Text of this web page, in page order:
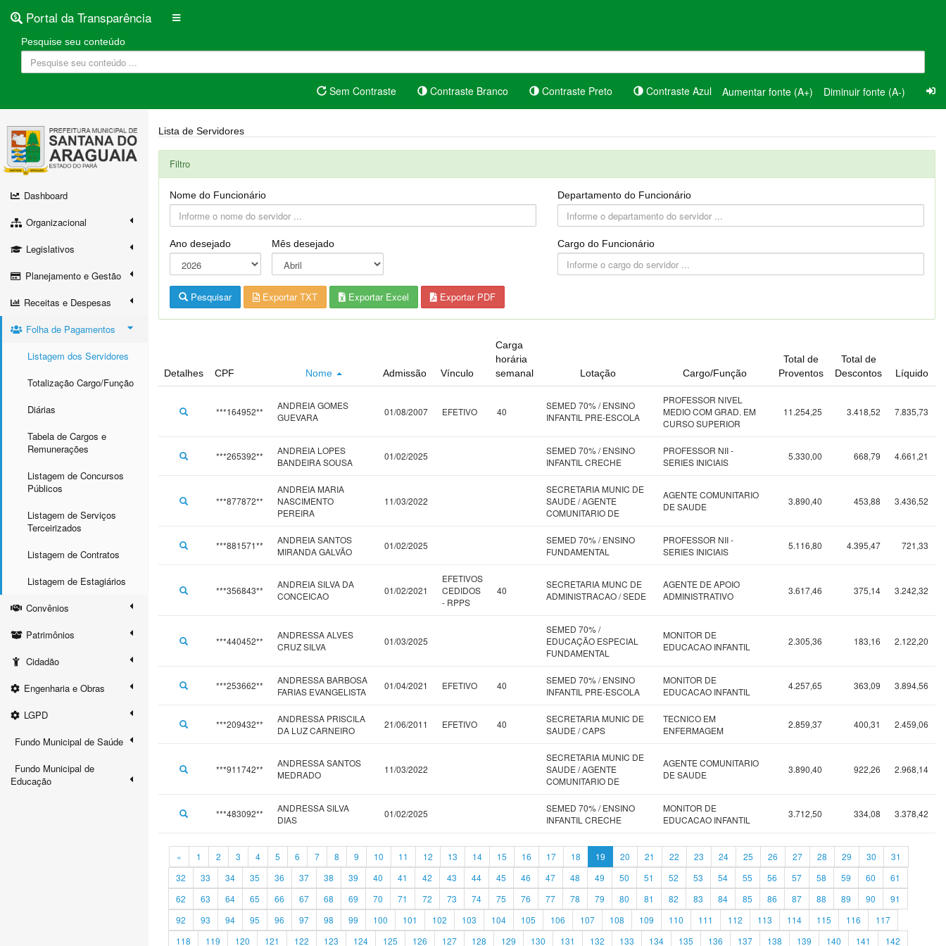
Portal da Transparência
Pesquise seu conteúdo
Sem Contraste Contraste Branco Contraste Preto Contraste Azul Aumentar fonte (A+) Diminuir fonte (A-)
Dashboard
Organizacional
Legislativos
Planejamento e Gestão
Receitas e Despesas
Folha de Pagamentos
Listagem dos Servidores
Totalização Cargo/Função
Diárias
Tabela de Cargos e
Remunerações
Listagem de Concursos
Públicos
Listagem de Serviços
Terceirizados
Listagem de Contratos
Listagem de Estagiários
Convênios
Patrimônios
Cidadão
Engenharia e Obras
LGPD
Fundo Municipal de Saúde
Fundo Municipal de
Educação
Lista de Servidores
Filtro
Nome do Funcionário
Ano desejado Mês desejado
Departamento do Funcionário
Cargo do Funcionário
Pesquisar Exportar TXT Exportar Excel Exportar PDF
Detalhes CPF Nome Admissão Vínculo
Carga
horária
semanal
Lotação Cargo/Função
Total de
Proventos
Total de
Descontos
Líquido
***164952**
ANDREIA GOMES
GUEVARA
01/08/2007 EFETIVO 40
SEMED 70% / ENSINO
INFANTIL PRE-ESCOLA
PROFESSOR NIVEL
MEDIO COM GRAD. EM
CURSO SUPERIOR
11.254,25 3.418,52 7.835,73
***265392**
ANDREIA LOPES
BANDEIRA SOUSA
01/02/2025
SEMED 70% / ENSINO
INFANTIL CRECHE
PROFESSOR NII -
SERIES INICIAIS
5.330,00 668,79 4.661,21
***877872**
ANDREIA MARIA
NASCIMENTO
PEREIRA
11/03/2022
SECRETARIA MUNIC DE
SAUDE / AGENTE
COMUNITARIO DE
AGENTE COMUNITARIO
DE SAUDE
3.890,40 453,88 3.436,52
***881571**
ANDREIA SANTOS
MIRANDA GALVÃO
01/02/2025
SEMED 70% / ENSINO
FUNDAMENTAL
PROFESSOR NII -
SERIES INICIAIS
5.116,80 4.395,47 721,33
***356843**
ANDREIA SILVA DA
CONCEICAO
01/02/2021
EFETIVOS
CEDIDOS
- RPPS
40
SECRETARIA MUNC DE
ADMINISTRACAO / SEDE
AGENTE DE APOIO
ADMINISTRATIVO
3.617,46 375,14 3.242,32
***440452**
ANDRESSA ALVES
CRUZ SILVA
01/03/2025
SEMED 70% /
EDUCAÇÃO ESPECIAL
FUNDAMENTAL
MONITOR DE
EDUCACAO INFANTIL
2.305,36 183,16 2.122,20
***253662**
ANDRESSA BARBOSA
FARIAS EVANGELISTA
01/04/2021 EFETIVO 40
SEMED 70% / ENSINO
INFANTIL PRE-ESCOLA
MONITOR DE
EDUCACAO INFANTIL
4.257,65 363,09 3.894,56
***209432**
ANDRESSA PRISCILA
DA LUZ CARNEIRO
21/06/2011 EFETIVO 40
SECRETARIA MUNIC DE
SAUDE / CAPS
TECNICO EM
ENFERMAGEM
2.859,37 400,31 2.459,06
***911742**
ANDRESSA SANTOS
MEDRADO
11/03/2022
SECRETARIA MUNIC DE
SAUDE / AGENTE
COMUNITARIO DE
AGENTE COMUNITARIO
DE SAUDE
3.890,40 922,26 2.968,14
***483092**
ANDRESSA SILVA
DIAS
01/02/2025
SEMED 70% / ENSINO
INFANTIL CRECHE
MONITOR DE
EDUCACAO INFANTIL
3.712,50 334,08 3.378,42
« 1 2 3 4 5 6 7 8 9 10 11 12 13 14 15 16 17 18 19 20 21 22 23 24 25 26 27 28 29 30
31
32
33 34 35 36 37 38 39 40 41 42 43 44 45 46 47 48 49 50 51 52 53 54 55 56 57 58 59 60
61
62
63 64 65 66 67 68 69 70 71 72 73 74 75 76 77 78 79 80 81 82 83 84 85 86 87 88 89 90
91
92
93 94 95 96 97 98 99 100 101 102 103 104 105 106 107 108 109 110 111 112 113 114 115 116
117
118
119 120 121 122 123 124 125 126 127 128 129 130 131 132 133 134 135 136 137 138 139 140 141 142